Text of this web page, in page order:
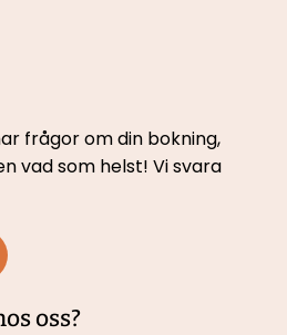
frågor om din bokning,
vad som helst! Vi svara
oss?